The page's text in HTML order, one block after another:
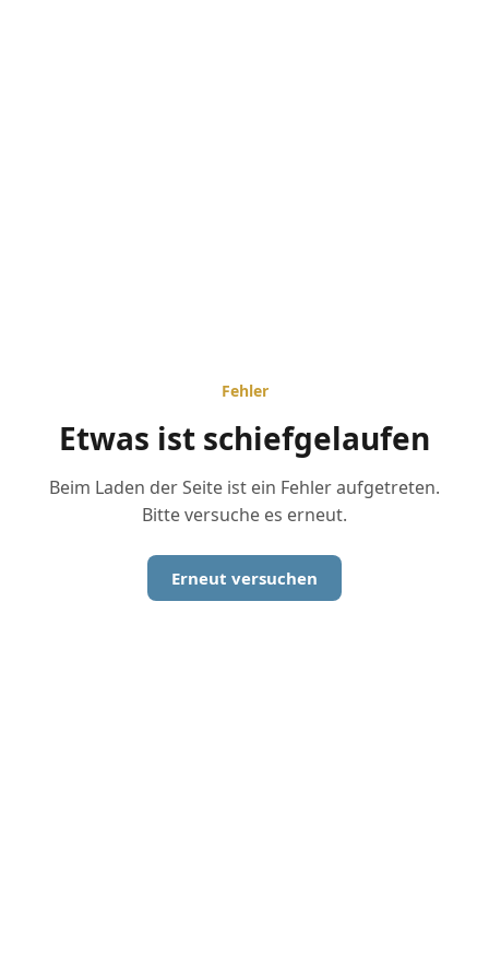
Fehler
Etwas ist schiefgelaufen
Beim Laden der Seite ist ein Fehler aufgetreten.
Bitte versuche es erneut.
Erneut versuchen